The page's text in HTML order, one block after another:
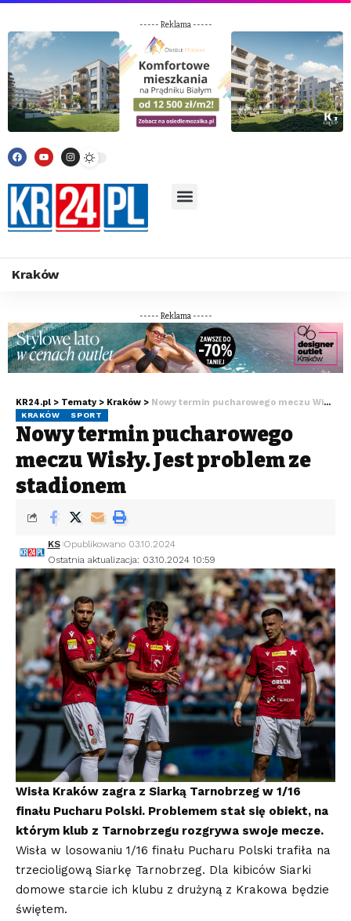
----- Reklama -----
Kraków
----- Reklama -----
KR24.pl > Tematy > Kraków > Nowy termin pucharowego meczu Wisły. Jest problem ze stadionem
KRAKÓW SPORT
Nowy termin pucharowego
meczu Wisły. Jest problem ze
stadionem
Ostatnia aktualizacja: 03.10.2024 10:59
KS Opublikowano 03.10.2024
Wisła Kraków zagra z Siarką Tarnobrzeg w 1/16
finału Pucharu Polski. Problemem stał się obiekt, na
którym klub z Tarnobrzegu rozgrywa swoje mecze.
Wisła w losowaniu 1/16 finału Pucharu Polski trafiła na
trzecioligową Siarkę Tarnobrzeg. Dla kibiców Siarki
domowe starcie ich klubu z drużyną z Krakowa będzie
świętem.